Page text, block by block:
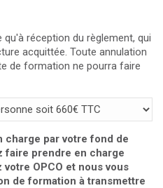
réception du règlement, qui
acquittée. Toute annulation
de formation ne pourra faire
charge par votre fond de
faire prendre en charge
OPCO et nous vous
de formation à transmettre